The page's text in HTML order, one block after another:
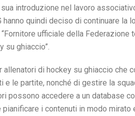
introduzione nel lavoro
quindi deciso di continuare la
ufficiale della Federazione
ghiaccio”.
allenatori di hockey su ghiaccio che
le partite, nonché di gestire la
possono accedere a un database
i contenuti in modo mirato